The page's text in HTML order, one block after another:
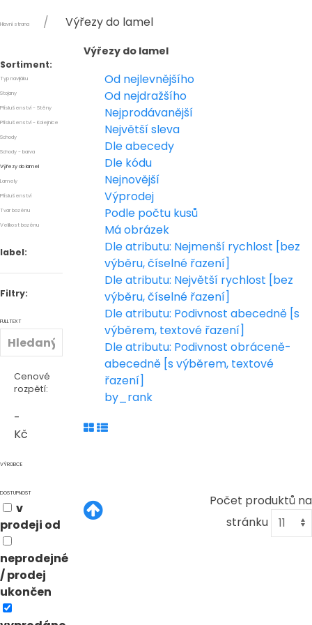
Hlavní strana Výřezy do lamel
Sortiment:
Typ navijáku
Stojany
Příslušenství - Stěny
Příslušenství - Kolejnice
Schody
Schody - barva
Výřezy do lamel
Lamely
Příslušenství
Tvar bazénu
Velikost bazénu
label:
Filtry:
FULLTEXT
Cenové
rozpětí:
-
Kč
VÝROBCE
DOSTUPNOST
v
prodeji od
neprodejné
/ prodej
ukončen
Výřezy do lamel
Od nejlevnějšího
Od nejdražšího
Nejprodávanější
Největší sleva
Dle abecedy
Dle kódu
Nejnovější
Výprodej
Podle počtu kusů
Má obrázek
Dle atributu: Nejmenší rychlost [bez
výběru, číselné řazení]
Dle atributu: Největší rychlost [bez
výběru, číselné řazení]
Dle atributu: Podivnost abecedně [s
výběrem, textové řazení]
Dle atributu: Podivnost obráceně-
abecedně [s výběrem, textové
řazení]
by_rank
Počet produktů na
stránku